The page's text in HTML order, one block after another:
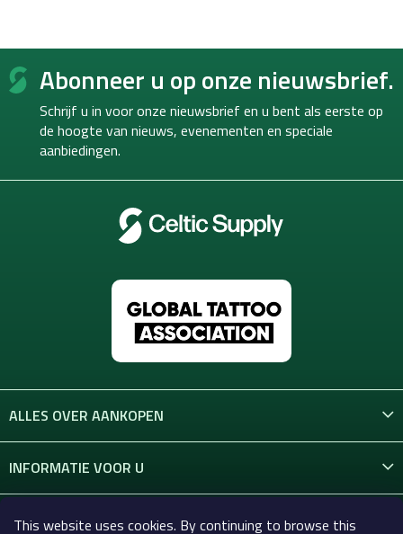
This website uses cookies. By continuing to browse this
F
Abonneer u op onze nieuwsbrief.
Schrijf u in voor onze nieuwsbrief en u bent als eerste op
de hoogte van nieuws, evenementen en speciale
aanbiedingen.
ALLES OVER AANKOPEN
INFORMATIE VOOR U
CONTACT